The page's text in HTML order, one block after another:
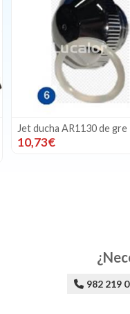
Jet ducha AR1130 de gre
10,73€
982 219